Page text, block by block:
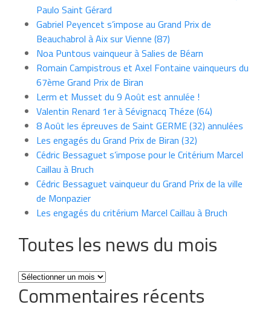
Paulo Saint Gérard
Gabriel Peyencet s’impose au Grand Prix de
Beauchabrol à Aix sur Vienne (87)
Noa Puntous vainqueur à Salies de Béarn
Romain Campistrous et Axel Fontaine vainqueurs du
67ème Grand Prix de Biran
Lerm et Musset du 9 Août est annulée !
Valentin Renard 1er à Sévignacq Théze (64)
8 Août les épreuves de Saint GERME (32) annulées
Les engagés du Grand Prix de Biran (32)
Cédric Bessaguet s’impose pour le Critérium Marcel
Caillau à Bruch
Cédric Bessaguet vainqueur du Grand Prix de la ville
de Monpazier
Les engagés du critérium Marcel Caillau à Bruch
Toutes les news du mois
Toutes
les
news
Commentaires récents